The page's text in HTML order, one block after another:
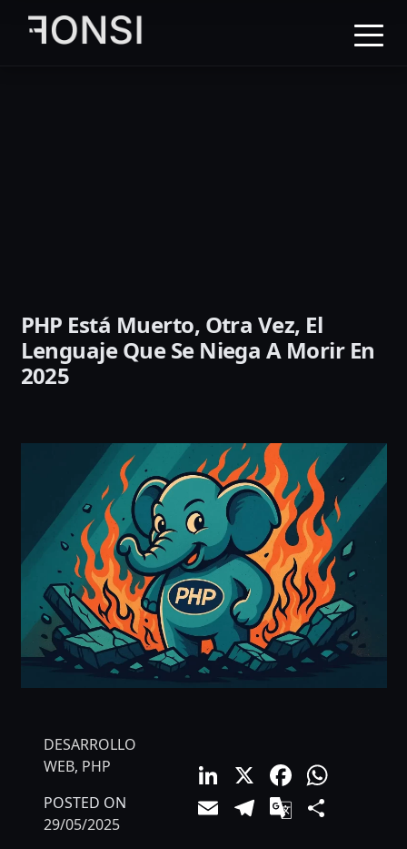
contenido
PHP Está Muerto, Otra Vez, El
Lenguaje Que Se Niega A Morir En
2025
DESARROLLO
WEB, PHP
POSTED ON
29/05/2025
LinkedIn
X
EmailTelegram
Google